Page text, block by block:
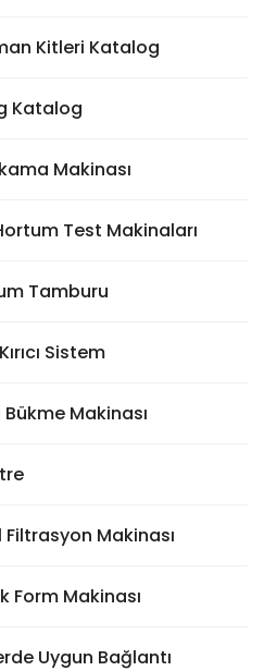
Kitleri Katalog
Katalog
Makinası
Test Makinaları
Tamburu
Sistem
Makinası
Filtrasyon Makinası
Form Makinası
Uygun Bağlantı